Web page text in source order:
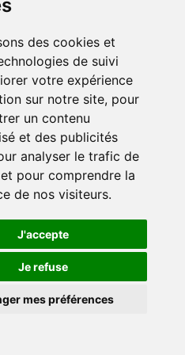
des cookies et
de suivi
votre expérience
sur notre site, pour
un contenu
et des publicités
analyser le trafic de
pour comprendre la
de nos visiteurs.
J'accepte
Je refuse
mes préférences